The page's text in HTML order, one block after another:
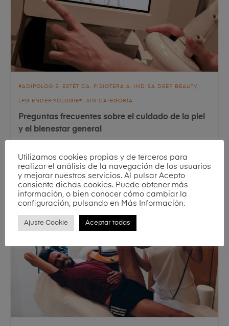
ADIPOLOGIE ESTÉTICA FISIOTERAIA INDIBA DEEP BEAUTY
LPG ENDERMOLOGIE® SIN CATEGORÍA
Preguntas frecuentes sobre el cuidado de la piel
y el bienestar general
30 Septiembre, 2025
Utilizamos cookies propias y de terceros para
realizar el análisis de la navegación de los usuarios
y mejorar nuestros servicios. Al pulsar Acepto
consiente dichas cookies. Puede obtener más
información, o bien conocer cómo cambiar la
configuración, pulsando en Más Información.
Ajuste Cookie Aceptar todas